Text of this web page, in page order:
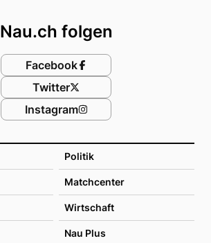
Politik
Matchcenter
Wirtschaft
Nau Plus
Nau.ch folgen
Facebook
Twitter
Instagram